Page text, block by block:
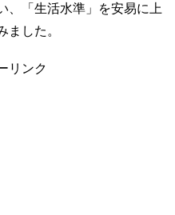
、「生活水準」を安易に上
ました。
リンク